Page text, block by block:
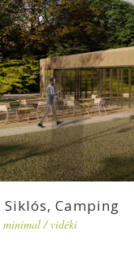
Siklós, Camping
minimal/vidéki